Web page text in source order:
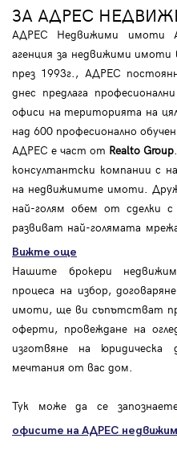
ЗА АДРЕС
АДРЕС Недвижими имоти
агенция за недвижими
през 1993г., АДРЕС
днес предлага
офиси на територията на
над 600 професионално
АДРЕС е част от Realto Group
консултантски компании с
на недвижимите имоти.
най-голям обем от сделки
развиват най-голямата
Вижте още
Нашите брокери
процеса на избор,
имоти, ще ви съпътстват
оферти, провеждане на
изготвяне на юридическа
мечтания от вас дом.
Тук може да се
офисите на АДРЕС